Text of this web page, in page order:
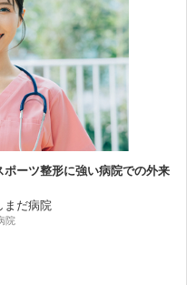
ポーツ整形に強い病院での外来
だ病院
院